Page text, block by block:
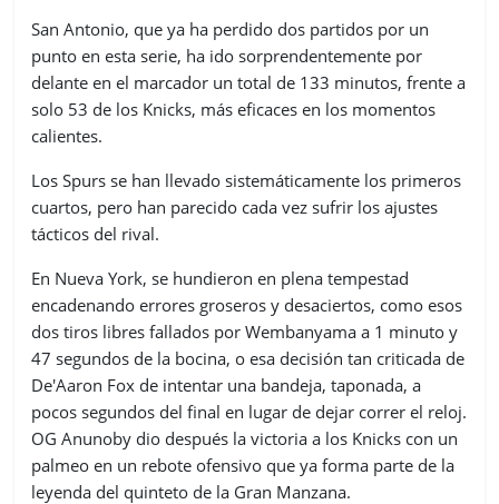
San Antonio, que ya ha perdido dos partidos por un
punto en esta serie, ha ido sorprendentemente por
delante en el marcador un total de 133 minutos, frente a
solo 53 de los Knicks, más eficaces en los momentos
calientes.
Los Spurs se han llevado sistemáticamente los primeros
cuartos, pero han parecido cada vez sufrir los ajustes
tácticos del rival.
En Nueva York, se hundieron en plena tempestad
encadenando errores groseros y desaciertos, como esos
dos tiros libres fallados por Wembanyama a 1 minuto y
47 segundos de la bocina, o esa decisión tan criticada de
De'Aaron Fox de intentar una bandeja, taponada, a
pocos segundos del final en lugar de dejar correr el reloj.
OG Anunoby dio después la victoria a los Knicks con un
palmeo en un rebote ofensivo que ya forma parte de la
leyenda del quinteto de la Gran Manzana.